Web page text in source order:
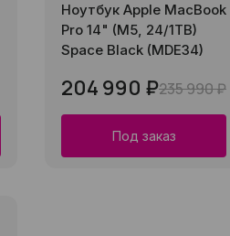
Ноутбук Apple MacBook
Pro 14" (M5, 24/1TB)
Space Black (MDE34)
204 990 ₽235 990 ₽
Под заказ